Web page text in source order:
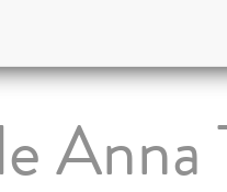
Anna